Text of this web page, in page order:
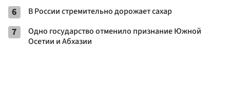
6 В России стремительно дорожает сахар
7
Одно государство отменило признание Южной
Осетии и Абхазии